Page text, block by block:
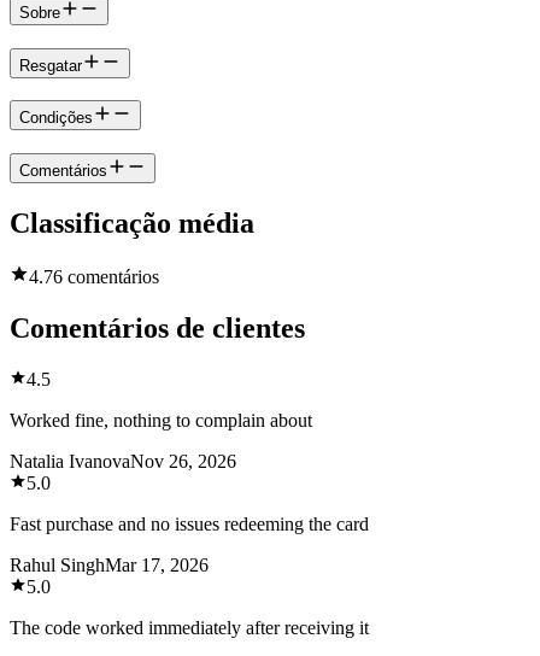
Sobre
Resgatar
Condições
Comentários
Classificação média
4.76 comentários
Comentários de clientes
4.5
Worked fine, nothing to complain about
Natalia IvanovaNov 26, 2026
5.0
Fast purchase and no issues redeeming the card
Rahul SinghMar 17, 2026
5.0
The code worked immediately after receiving it